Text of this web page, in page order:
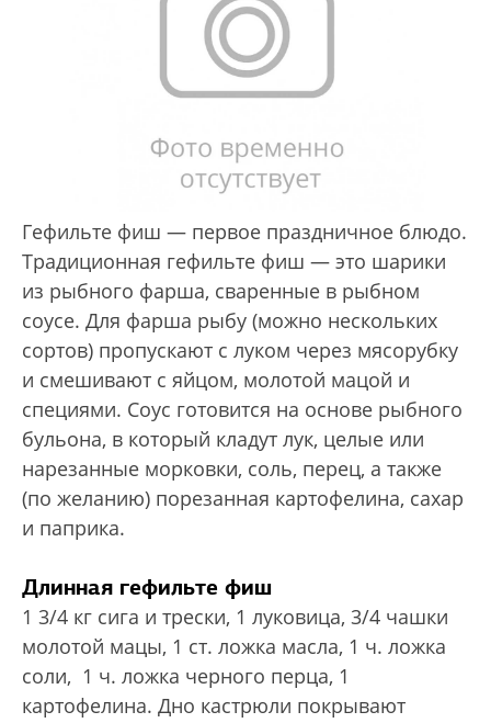
Гефильте фиш — первое праздничное блюдо.
Традиционная гефильте фиш — это шарики
из рыбного фарша, сваренные в рыбном
соусе. Для фарша рыбу (можно нескольких
сортов) пропускают с луком через мясорубку
и смешивают с яйцом, молотой мацой и
специями. Соус готовится на основе рыбного
бульона, в который кладут лук, целые или
нарезанные морковки, соль, перец, а также
(по желанию) порезанная картофелина, сахар
и паприка.
Длинная гефильте фиш
1 3/4 кг сига и трески, 1 луковица, 3/4 чашки
молотой мацы, 1 ст. ложка масла, 1 ч. ложка
соли, 1 ч. ложка черного перца, 1
картофелина. Дно кастрюли покрывают